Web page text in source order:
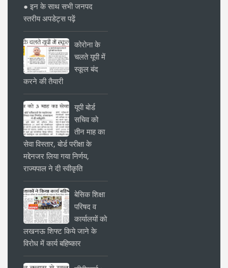
● इन के साथ सभी जनपद
स्तरीय अपडेट्स पढ़ें
कोरोना के
चलते यूपी में
स्कूल बंद
करने की तैयारी
यूपी बोर्ड
सचिव को
तीन माह का
सेवा विस्तार, बोर्ड परीक्षा के
मद्देनजर लिया गया निर्णय,
राज्यपाल ने दी स्वीकृति
बेसिक शिक्षा
परिषद व
कार्यालयों को
लखनऊ शिफ्ट किये जाने के
विरोध में कार्य बहिष्कार